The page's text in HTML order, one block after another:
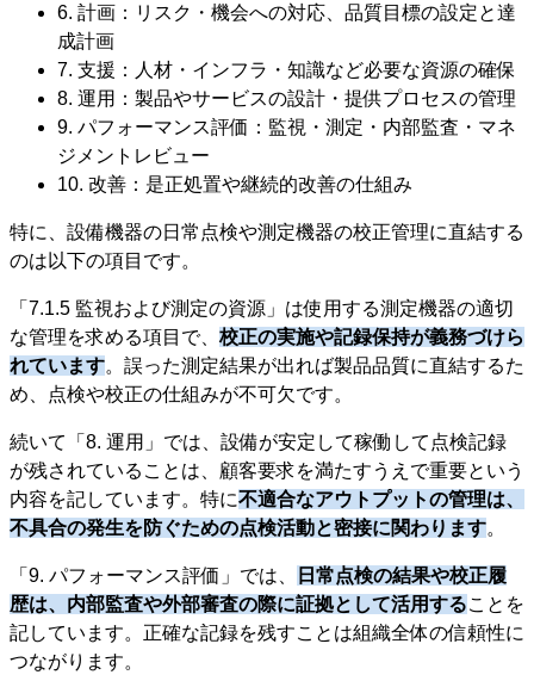
6. 計画：リスク・機会への対応、品質目標の設定と達
成計画
7. 支援：人材・インフラ・知識など必要な資源の確保
8. 運用：製品やサービスの設計・提供プロセスの管理
9. パフォーマンス評価：監視・測定・内部監査・マネ
ジメントレビュー
10. 改善：是正処置や継続的改善の仕組み
特に、設備機器の日常点検や測定機器の校正管理に直結する
のは以下の項目です。
「7.1.5 監視および測定の資源」は使用する測定機器の適切
な管理を求める項目で、 校正の実施や記録保持が義務づけら
れています。誤った測定結果が出れば製品品質に直結するた
め、点検や校正の仕組みが不可欠です。
続いて「8. 運用」では、設備が安定して稼働して点検記録
が残されていることは、顧客要求を満たすうえで重要という
内容を記しています。特に不適合なアウトプットの管理は、
不具合の発生を防ぐための点検活動と密接に関わります。
「9. パフォーマンス評価」では、
日常点検の結果や校正履
歴は、内部監査や外部審査の際に証拠として活用することを
記しています。正確な記録を残すことは組織全体の信頼性に
つながります。